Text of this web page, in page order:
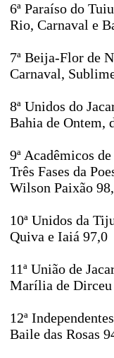
6ª Paraíso do
Rio, Carnaval e
7ª Beija-Flor de
Carnaval,
8ª Unidos do
Bahia de Ontem,
9ª Acadêmicos
Três Fases da
Wilson Paixão
10ª Unidos da
Quiva e Iaiá 97,0
11ª União de
Marília de Dirceu
12ª
Baile das Rosas